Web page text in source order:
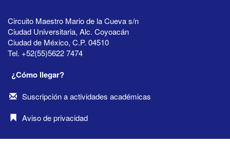
Circuito Maestro Mario de la Cueva s/n
Ciudad Universitaria, Alc. Coyoacán
Ciudad de México, C.P. 04510
Tel. +52(55)5622 7474
¿Cómo llegar?
Suscripción a actividades académicas
Aviso de privacidad